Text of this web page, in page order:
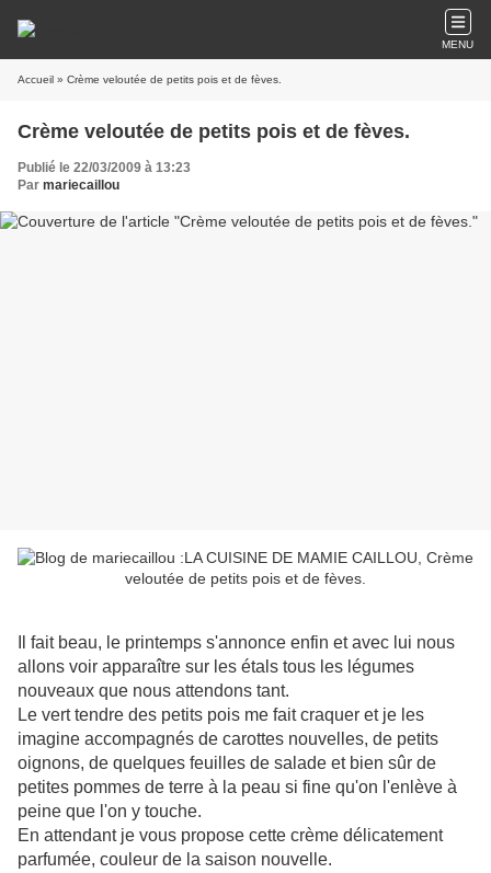
MENU
Accueil » Crème veloutée de petits pois et de fèves.
Crème veloutée de petits pois et de fèves.
Publié le 22/03/2009 à 13:23
Par mariecaillou
Il fait beau, le printemps s'annonce enfin et avec lui nous
allons voir apparaître sur les étals tous les légumes
nouveaux que nous attendons tant.
Le vert tendre des petits pois me fait craquer et je les
imagine accompagnés de carottes nouvelles, de petits
oignons, de quelques feuilles de salade et bien sûr de
petites pommes de terre à la peau si fine qu'on l'enlève à
peine que l'on y touche.
En attendant je vous propose cette crème délicatement
parfumée, couleur de la saison nouvelle.